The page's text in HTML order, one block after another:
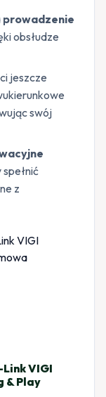
prowadzenie
obsłudze
jeszcze
swój
z
VIGI
& Play